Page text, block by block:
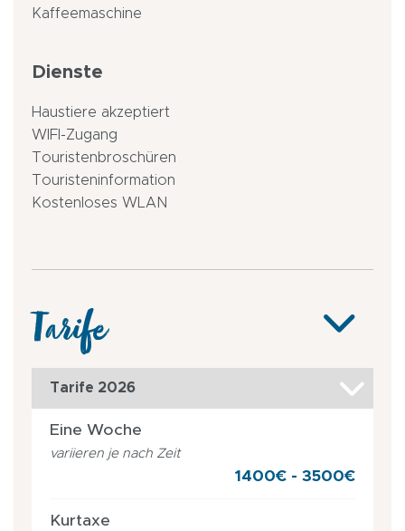
Kaffeemaschine
Dienste
Haustiere akzeptiert
WIFI-Zugang
Touristenbroschüren
Touristeninformation
Kostenloses WLAN
Tarife
Tarife 2026
Eine Woche
variieren je nach Zeit
1400€ - 3500€
Kurtaxe